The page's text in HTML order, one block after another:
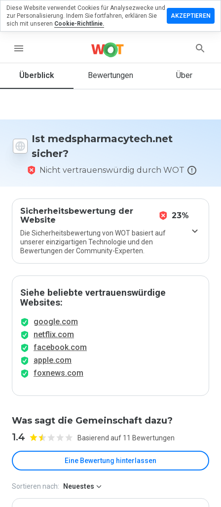
menu
Überblick Bewertungen Über
Ist medspharmacytech.net
sicher?
Nicht vertrauenswürdig durch WOT
Sicherheitsbewertung der
Website
23%
Die Sicherheitsbewertung von WOT basiert auf
unserer einzigartigen Technologie und den
Bewertungen der Community-Experten.
Siehe beliebte vertrauenswürdige
Websites:
google.com
netflix.com
facebook.com
apple.com
foxnews.com
Was sagt die Gemeinschaft dazu?
1.4 Basierend auf 11 Bewertungen
Eine Bewertung hinterlassen
Sie eine
zu
Wie
Website
Skala von
1 bis 5
bewerten?
Sortieren nach: Neuestes
Diese Website verwendet Cookies für Analysezwecke und
zur Personalisierung. Indem Sie fortfahren, erklären Sie
sich mit unseren Cookie-Richtlinie.
AKZEPTIEREN